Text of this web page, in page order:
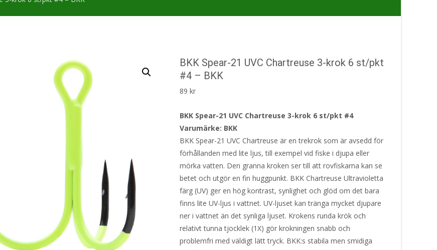
BKK Spear-21 UVC Chartreuse 3-krok 6 st/pkt
#4 – BKK
89kr
BKK Spear-21 UVC Chartreuse 3-krok 6 st/pkt #4
Varumärke: BKK
BKK Spear-21 UVC Chartreuse är en trekrok som är avsedd för
förhållanden med lite ljus, till exempel vid fiske i djupa eller
mörka vatten. Den granna kroken ser till att rovfiskarna kan se
betet och utgör en fin huggpunkt. BKK Chartreuse Ultravioletta
färg (UV) ger en hög kontrast, synlighet och glöd om det bara
finns lite UV-ljus i vattnet. UV-ljuset kan tränga mycket djupare
ner i vattnet än det synliga ljuset. Krokens runda krök och
relativt tunna tjocklek (1X) gör krokningen snabb och
problemfri med väldigt lätt tryck. BKK:s stabila men smidiga